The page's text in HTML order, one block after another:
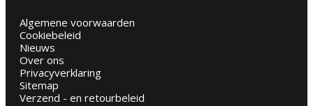
Algemene voorwaarden
Cookiebeleid
Nieuws
Over ons
Privacyverklaring
Sitemap
Verzend - en retourbeleid